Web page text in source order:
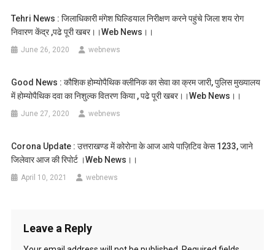
Tehri News : जिलाधिकारी मंगेश घिल्डियाल निरीक्षण करने पहुंचे जिला शय रोग
निवारण केंद्र ,पढे पूरी खबर।।web News।।
June 26, 2020 webnews
Good News : कौशिक होम्योपैथिक क्लीनिक का सेवा का क्रम जारी, पुलिस मुख्यालय
में होम्योपैथिक दवा का निशुल्क वितरण किया , पढे पूरी खबर।।web News।।
June 27, 2020 webnews
Corona Update : उत्तराखण्ड में कोरोना के आज आये पाज़िटिव केस 1233, जाने
जिलेवार आज की रिपोर्ट ।web News।।
April 10, 2021 webnews
Leave a Reply